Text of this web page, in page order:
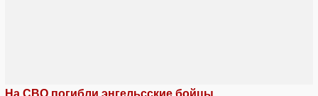
На СВО погибли энгельсские бойцы